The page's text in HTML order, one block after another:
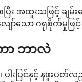
ြီး အထူးသဖြင့် ခ
ော်သော ဂရုစိုက်မှုဖြ
တာ ဘာလဲ
ပါးပြင်နှင့် နဖူ